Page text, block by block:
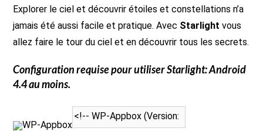
Explorer le ciel et découvrir étoiles et constellations n’a
jamais été aussi facile et pratique. Avec Starlight vous
allez faire le tour du ciel et en découvrir tous les secrets.
Configuration requise pour utiliserStarlight: Android
4.4 au moins.
WP-Appbox